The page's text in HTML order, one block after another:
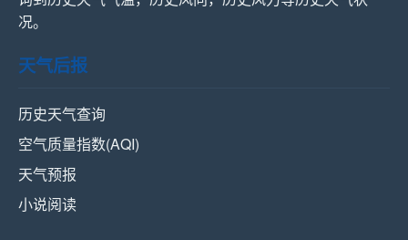
况。
天气后报
历史天气查询
空气质量指数(AQI)
天气预报
小说阅读